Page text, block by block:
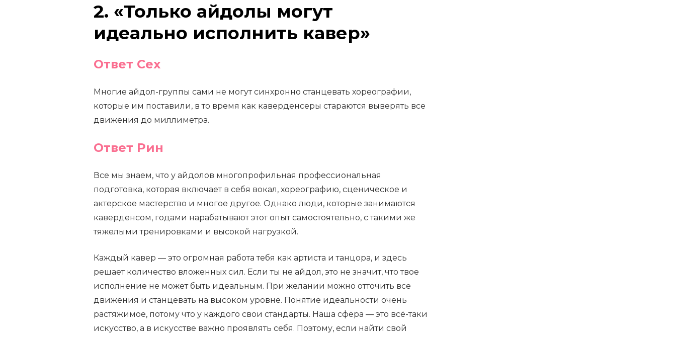
2. «Только айдолы могут
идеально исполнить кавер»
Ответ Сех
Многие айдол-группы сами не могут синхронно станцевать хореографии,
которые им поставили, в то время как каверденсеры стараются выверять все
движения до миллиметра.
Ответ Рин
Все мы знаем, что у айдолов многопрофильная профессиональная
подготовка, которая включает в себя вокал, хореографию, сценическое и
актерское мастерство и многое другое. Однако люди, которые занимаются
каверденсом, годами нарабатывают этот опыт самостоятельно, с такими же
тяжелыми тренировками и высокой нагрузкой.
Каждый кавер — это огромная работа тебя как артиста и танцора, и здесь
решает количество вложенных сил. Если ты не айдол, это не значит, что твое
исполнение не может быть идеальным. При желании можно отточить все
движения и станцевать на высоком уровне. Понятие идеальности очень
растяжимое, потому что у каждого свои стандарты. Наша сфера — это всё-таки
искусство, а в искусстве важно проявлять себя. Поэтому, если найти свой